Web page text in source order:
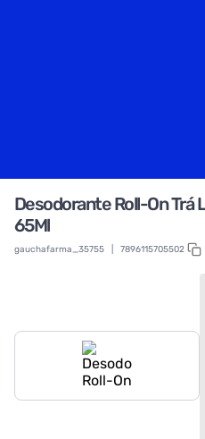
Desodorante Roll-On Trá
65Ml
gauchafarma_35755 7896115705502